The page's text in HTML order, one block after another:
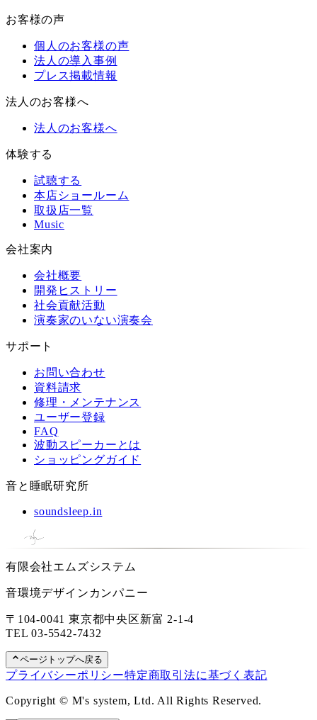
お客様の声
個人のお客様の声
法人の導入事例
プレス掲載情報
法人のお客様へ
法人のお客様へ
体験する
試聴する
本店ショールーム
取扱店一覧
Music
会社案内
会社概要
開発ヒストリー
社会貢献活動
演奏家のいない演奏会
サポート
お問い合わせ
資料請求
修理・メンテナンス
ユーザー登録
FAQ
波動スピーカーとは
ショッピングガイド
音と睡眠研究所
soundsleep.in
有限会社エムズシステム
音環境デザインカンパニー
〒104-0041 東京都中央区新富 2-1-4
TEL03-5542-7432
ページトップへ戻る
プライバシーポリシー特定商取引法に基づく表記
Copyright © M's system, Ltd. All Rights Reserved.